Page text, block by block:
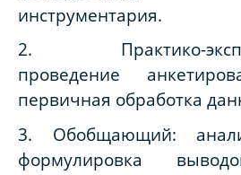
инструментария.
2. Практико-
проведение
первичная обработка
3. Обобщающий:
формулировка